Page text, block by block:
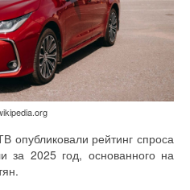
опубликовали рейтинг спроса
за 2025 год, основанного на